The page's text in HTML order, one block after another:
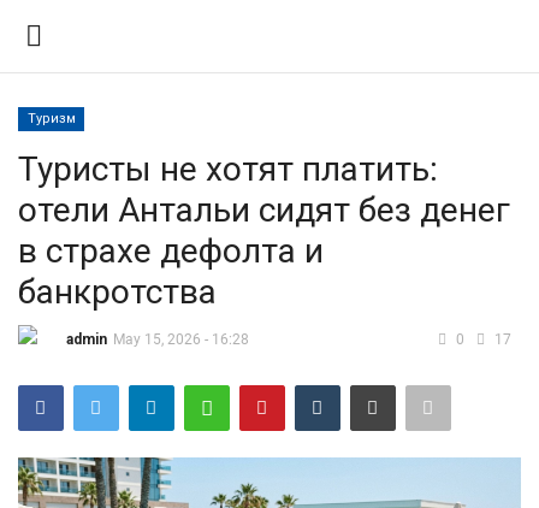
Контакты
Правила размещения
Политика
Экономика
Технологии
Туризм
Туристы не хотят платить:
отели Антальи сидят без денег
в страхе дефолта и
банкротства
admin May 15, 2026 - 16:28 0 17